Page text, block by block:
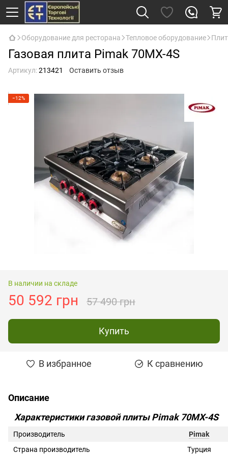
Оборудование для ресторана Тепловое оборудование
Газовая плита Pimak 70MX-4S
Артикул:213421 Оставить отзыв
−12%
В наличии на складе
50 592 грн 57 490 грн
Купить
В избранное К сравнению
Описание
Характеристики газовой плиты Pimak 70MX-4S
Производитель
Pimak
Страна производитель
Турция